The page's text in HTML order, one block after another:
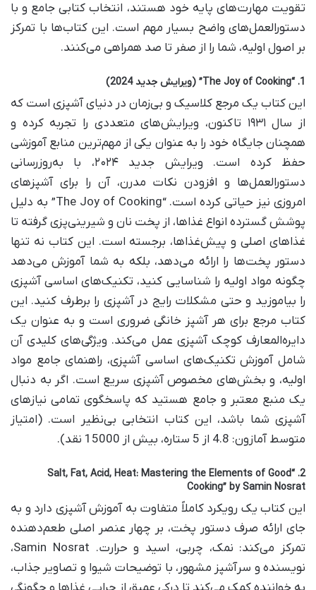
تقویت مهارت‌های پایه خود هستند، انتخاب کتابی جامع و با
دستورالعمل‌های واضح بسیار مهم است. این کتاب‌ها با تمرکز
بر اصول اولیه، شما را از صفر تا صد همراهی می‌کنند.
1. “The Joy of Cooking” (ویرایش جدید 2024)
این کتاب یک مرجع کلاسیک و بی‌زمان در دنیای آشپزی است که
از سال ۱۹۳۱ تاکنون، ویرایش‌های متعددی را تجربه کرده و
همچنان جایگاه خود را به عنوان یکی از مهم‌ترین منابع آموزشی
حفظ کرده است. ویرایش جدید ۲۰۲۴، با به‌روزرسانی
دستورالعمل‌ها و افزودن نکات مدرن، آن را برای آشپزهای
امروزی نیز حیاتی کرده است. “The Joy of Cooking” به دلیل
پوشش گسترده انواع غذاها، از پخت نان و شیرینی‌پزی گرفته تا
غذاهای اصلی و پیش‌غذاها، برجسته است. این کتاب نه تنها
دستور پخت‌ها را ارائه می‌دهد، بلکه به شما آموزش می‌دهد
چگونه مواد اولیه را شناسایی کنید، تکنیک‌های اساسی آشپزی
را بیاموزید و حتی مشکلات رایج در آشپزی را برطرف کنید. این
کتاب مرجع برای هر آشپز خانگی ضروری است و به عنوان یک
دایره‌المعارف کوچک آشپزی عمل می‌کند. ویژگی‌های کلیدی آن
شامل آموزش تکنیک‌های اساسی آشپزی، راهنمای جامع مواد
اولیه، و بخش‌های مخصوص آشپزی سریع است. اگر به دنبال
یک منبع معتبر و جامع هستید که پاسخگوی تمامی نیازهای
آشپزی شما باشد، این کتاب انتخابی بی‌نظیر است. (امتیاز
متوسط آمازون: 4.8 از 5 ستاره، بیش از 15000 نقد).
2. “Salt, Fat, Acid, Heat: Mastering the Elements of Good
Cooking” by Samin Nosrat
این کتاب یک رویکرد کاملاً متفاوت به آموزش آشپزی دارد و به
جای ارائه صرف دستور پخت، بر چهار عنصر اصلی طعم‌دهنده
تمرکز می‌کند: نمک، چربی، اسید و حرارت. Samin Nosrat،
نویسنده و سرآشپز مشهور، با توضیحات شیوا و تصاویر جذاب،